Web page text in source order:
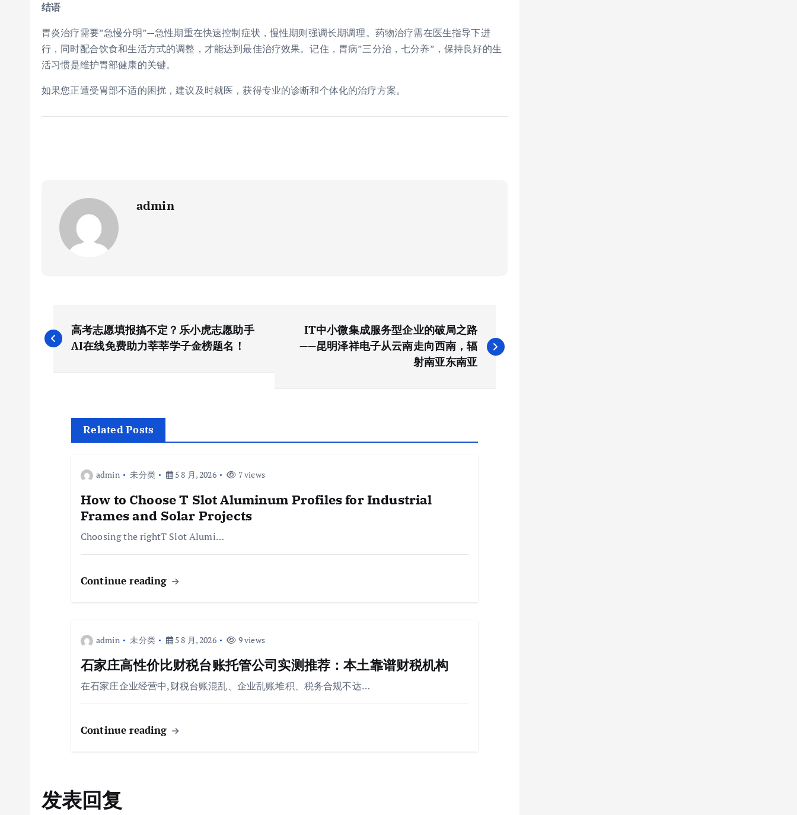
结语
胃炎治疗需要”急慢分明”—急性期重在快速控制症状，慢性期则强调长期调理。药物治疗需在医生指导下进
行，同时配合饮食和生活方式的调整，才能达到最佳治疗效果。记住，胃病”三分治，七分养”，保持良好的生
活习惯是维护胃部健康的关键。
如果您正遭受胃部不适的困扰，建议及时就医，获得专业的诊断和个体化的治疗方案。
admin
文
章
高考志愿填报搞不定？乐小虎志愿助手
AI在线免费助力莘莘学子金榜题名！
IT中小微集成服务型企业的破局之路
——昆明泽祥电子从云南走向西南，辐
射南亚东南亚
Related Posts
admin 未分类 5 8 月, 2026 7 views
How to Choose T Slot Aluminum Profiles for Industrial
Frames and Solar Projects
Choosing the rightT Slot Alumi…
Continue reading
admin 未分类 5 8 月, 2026 9 views
石家庄高性价比财税台账托管公司实测推荐：本土靠谱财税机构
在石家庄企业经营中,财税台账混乱、企业乱账堆积、税务合规不达…
Continue reading
发表回复